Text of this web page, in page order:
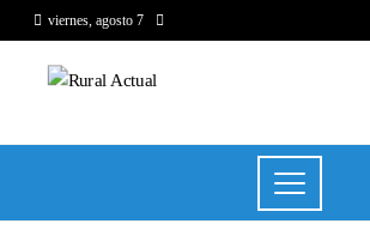
viernes, agosto 7